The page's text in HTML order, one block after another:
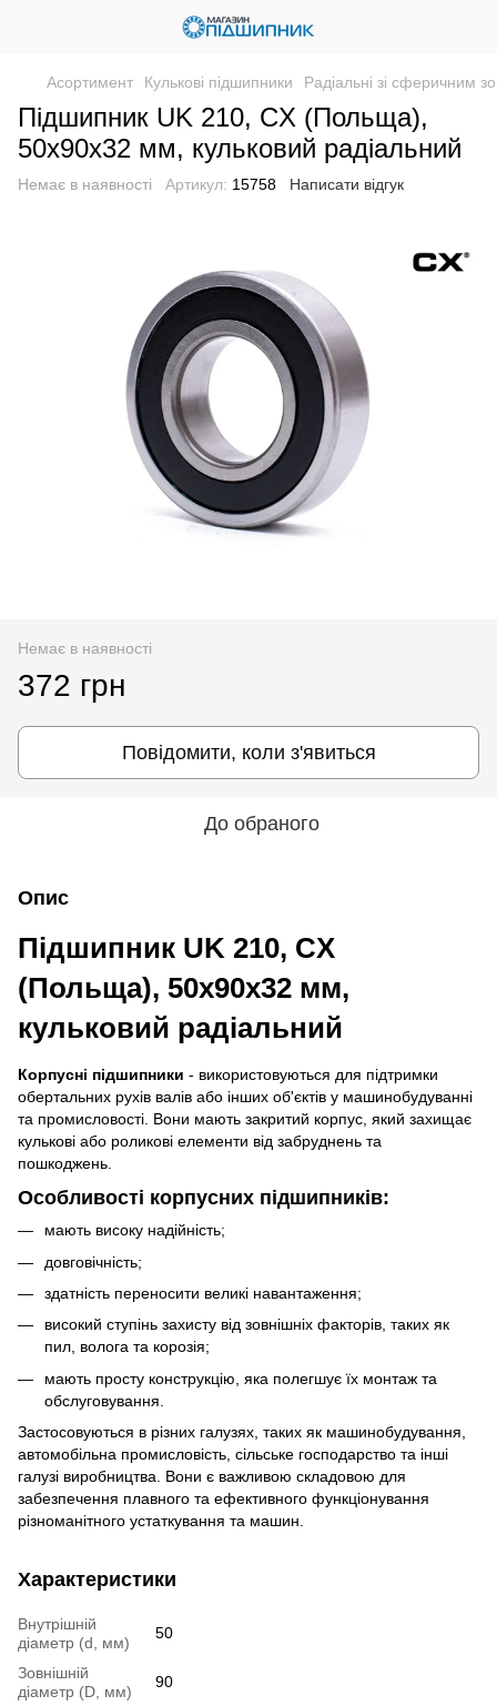
Асортимент Кулькові підшипники Радіальні зі сферичним
Підшипник UK 210, CX (Польща),
50х90х32 мм, кульковий радіальний
Немає в наявності Артикул: 15758 Написати відгук
Немає в наявності
372 грн
Повідомити, коли з'явиться
До обраного
Опис
Підшипник UK 210, CX
(Польща), 50х90х32 мм,
кульковий радіальний
Корпусні підшипники - використовуються для підтримки
обертальних рухів валів або інших об'єктів у машинобудуванні
та промисловості. Вони мають закритий корпус, який захищає
кулькові або роликові елементи від забруднень та
пошкоджень.
Особливості корпусних підшипників:
мають високу надійність;
довговічність;
здатність переносити великі навантаження;
високий ступінь захисту від зовнішніх факторів, таких як
пил, волога та корозія;
мають просту конструкцію, яка полегшує їх монтаж та
обслуговування.
Застосовуються в різних галузях, таких як машинобудування,
автомобільна промисловість, сільське господарство та інші
галузі виробництва. Вони є важливою складовою для
забезпечення плавного та ефективного функціонування
різноманітного устаткування та машин.
Характеристики
Внутрішній
діаметр (d, мм)
50
Зовнішній
діаметр (D, мм)
90